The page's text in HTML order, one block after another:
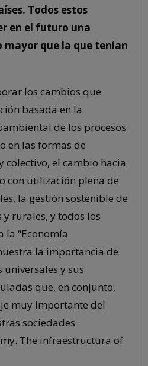
Todos estos
en el futuro una
que la que tenían
los cambios que
basada en la
de los procesos
en las formas de
el cambio hacia
con utilización plena de
la gestión sostenible de
rurales, y todos los
la “Economía
la importancia de
y sus
que, en conjunto,
muy importante del
sociedades
The infraestructura of